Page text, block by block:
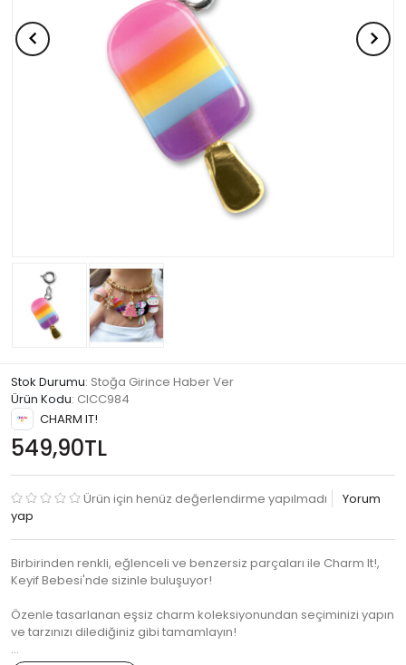
Stok Durumu: Stoğa Girince Haber Ver
Ürün Kodu: CICC984
CHARM IT!
549,90TL
Ürün için henüz değerlendirme yapılmadı
Yorum
yap
Birbirinden renkli, eğlenceli ve benzersiz parçaları ile Charm It!,
Keyif Bebesi'nde sizinle buluşuyor!
Özenle tasarlanan eşsiz charm koleksiyonundan seçiminizi yapın
ve tarzınızı dilediğiniz gibi tamamlayın!
…